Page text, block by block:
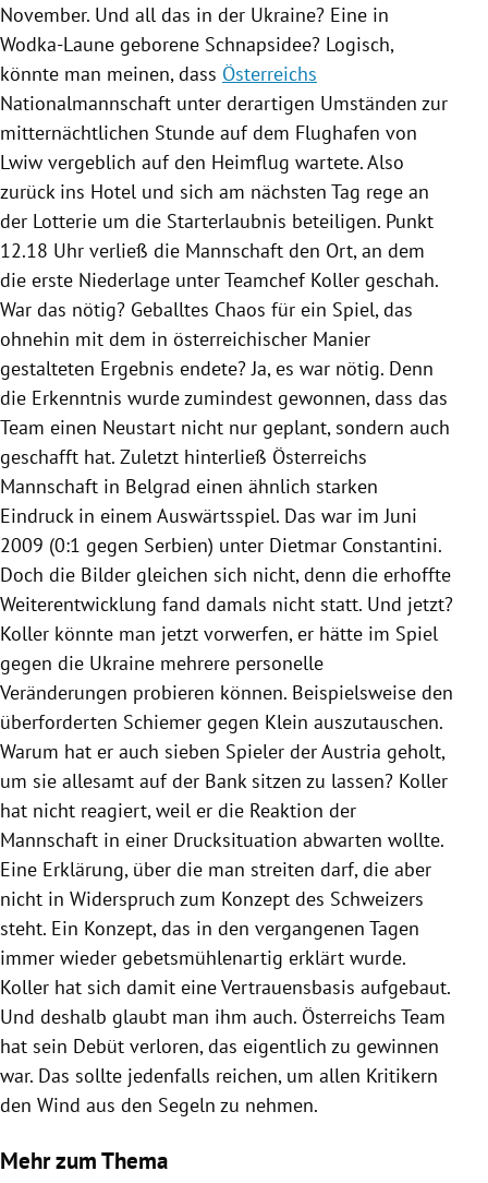
November. Und all das in der Ukraine? Eine in
Wodka-Laune geborene Schnapsidee? Logisch,
könnte man meinen, dass Österreichs
Nationalmannschaft unter derartigen Umständen zur
mitternächtlichen Stunde auf dem Flughafen von
Lwiw vergeblich auf den Heimflug wartete. Also
zurück ins Hotel und sich am nächsten Tag rege an
der Lotterie um die Starterlaubnis beteiligen. Punkt
12.18 Uhr verließ die Mannschaft den Ort, an dem
die erste Niederlage unter Teamchef Koller geschah.
War das nötig? Geballtes Chaos für ein Spiel, das
ohnehin mit dem in österreichischer Manier
gestalteten Ergebnis endete? Ja, es war nötig. Denn
die Erkenntnis wurde zumindest gewonnen, dass das
Team einen Neustart nicht nur geplant, sondern auch
geschafft hat. Zuletzt hinterließ Österreichs
Mannschaft in Belgrad einen ähnlich starken
Eindruck in einem Auswärtsspiel. Das war im Juni
2009 (0:1 gegen Serbien) unter Dietmar Constantini.
Doch die Bilder gleichen sich nicht, denn die erhoffte
Weiterentwicklung fand damals nicht statt. Und jetzt?
Koller könnte man jetzt vorwerfen, er hätte im Spiel
gegen die Ukraine mehrere personelle
Veränderungen probieren können. Beispielsweise den
überforderten Schiemer gegen Klein auszutauschen.
Warum hat er auch sieben Spieler derAustria geholt,
um sie allesamt auf der Bank sitzen zu lassen? Koller
hat nicht reagiert, weil er die Reaktion der
Mannschaft in einer Drucksituation abwarten wollte.
Eine Erklärung, über die man streiten darf, die aber
nicht in Widerspruch zum Konzept des Schweizers
steht. Ein Konzept, das in den vergangenen Tagen
immer wieder gebetsmühlenartig erklärt wurde.
Koller hat sich damit eine Vertrauensbasis aufgebaut.
Und deshalb glaubt man ihm auch. Österreichs Team
hat sein Debüt verloren, das eigentlich zu gewinnen
war. Das sollte jedenfalls reichen, um allen Kritikern
den Wind aus den Segeln zu nehmen.
Mehr zum Thema